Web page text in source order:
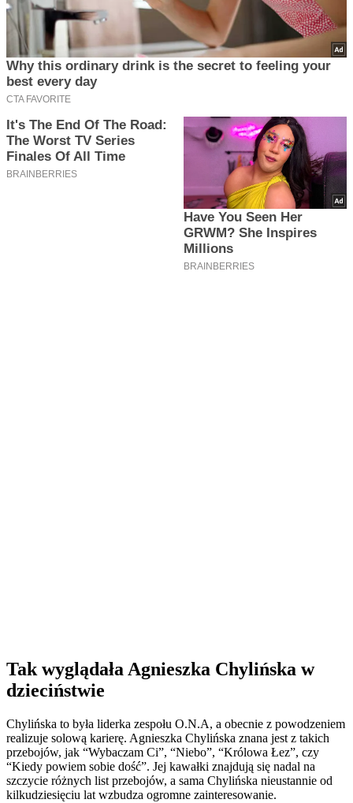
Tak wyglądała Agnieszka Chylińska w
dzieciństwie
Chylińska to była liderka zespołu O.N.A, a obecnie z powodzeniem
realizuje solową karierę. Agnieszka Chylińska znana jest z takich
przebojów, jak “Wybaczam Ci”, “Niebo”, “Królowa Łez”, czy
“Kiedy powiem sobie dość”. Jej kawałki znajdują się nadal na
szczycie różnych list przebojów, a sama Chylińska nieustannie od
kilkudziesięciu lat wzbudza ogromne zainteresowanie.